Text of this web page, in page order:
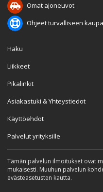
Omat ajoneuvot
Ohjeet turvalliseen
Haku
Liikkeet
Pikalinkit
Asiakastuki & Yhteystiedot
Käyttöehdot
Palvelut yrityksille
Tämän palvelun ilmoitukset ovat
mukaisesti. Muuhun palvelun
evästeasetusten kautta.